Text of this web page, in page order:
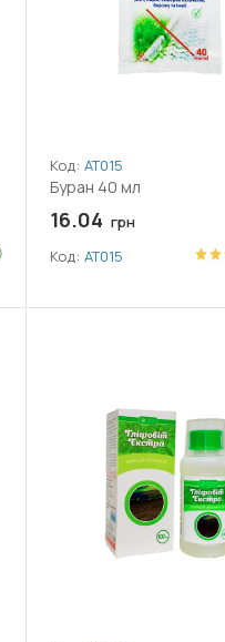
Код: АТ015
Буран 40 мл
16.04 грн
Код: АТ015